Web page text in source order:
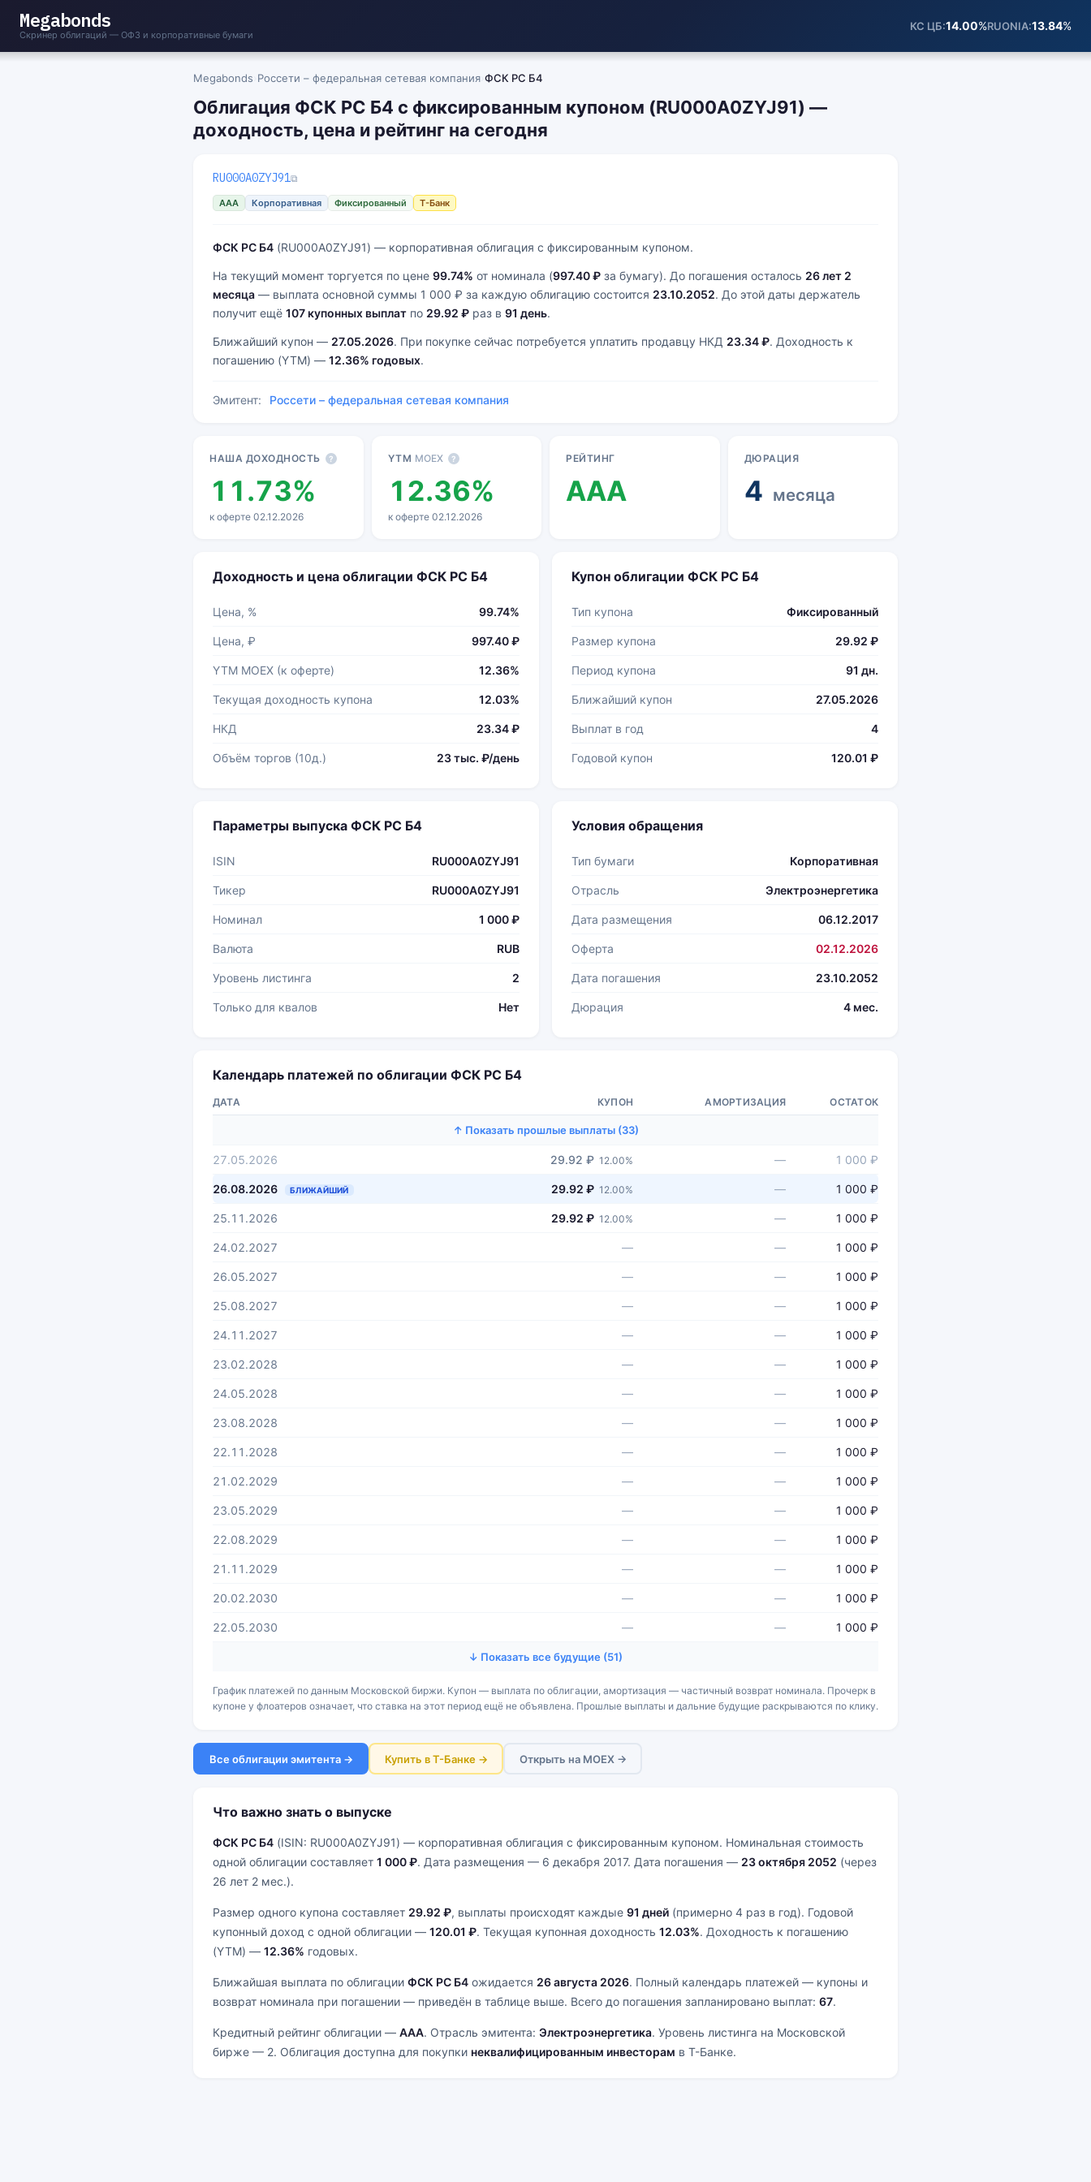
Megabonds
Скринер облигаций — ОФЗ и корпоративные бумаги
КС ЦБ 14.00%RUONIA 13.84%
Megabonds Россети – федеральная сетевая компания ФСК РС Б4
Облигация ФСК РС Б4 с фиксированным купоном (RU000A0ZYJ91) —
доходность, цена и рейтинг на сегодня
RU000A0ZYJ91⧉
AAA Корпоративная Фиксированный Т-Банк
ФСК РС Б4 (RU000A0ZYJ91) — корпоративная облигация с фиксированным купоном.
На текущий момент торгуется по цене 99.74% от номинала (997.40 ₽ за бумагу). До погашения осталось 26 лет 2
месяца — выплата основной суммы 1 000 ₽ за каждую облигацию состоится 23.10.2052. До этой даты держатель
получит ещё 107 купонных выплат по 29.92 ₽ раз в 91 день.
Ближайший купон — 27.05.2026. При покупке сейчас потребуется уплатить продавцу НКД 23.34 ₽. Доходность к
погашению (YTM) — 12.36% годовых.
Эмитент: Россети – федеральная сетевая компания
НАША ДОХОДНОСТЬ ?
11.73%
к оферте 02.12.2026
YTM MOEX ?
12.36%
к оферте 02.12.2026
РЕЙТИНГ
AAA
ДЮРАЦИЯ
4 месяца
Доходность и цена облигации ФСК РС Б4
Цена, % 99.74%
Цена, ₽ 997.40 ₽
YTM MOEX (к оферте) 12.36%
Текущая доходность купона 12.03%
НКД 23.34 ₽
Объём торгов (10д.) 23 тыс. ₽/день
Купон облигации ФСК РС Б4
Тип купона Фиксированный
Размер купона 29.92 ₽
Период купона 91 дн.
Ближайший купон 27.05.2026
Выплат в год 4
Годовой купон 120.01 ₽
Параметры выпуска ФСК РС Б4
ISIN RU000A0ZYJ91
Тикер RU000A0ZYJ91
Номинал 1 000 ₽
Валюта RUB
Уровень листинга 2
Только для квалов Нет
Условия обращения
Тип бумаги Корпоративная
Отрасль Электроэнергетика
Дата размещения 06.12.2017
Оферта 02.12.2026
Дата погашения 23.10.2052
Дюрация 4 мес.
Календарь платежей по облигации ФСК РС Б4
ДАТА КУПОН АМОРТИЗАЦИЯ ОСТАТОК
↑ Показать прошлые выплаты (33)
27.05.2026 29.92 ₽ 12.00% — 1 000 ₽
26.08.2026 БЛИЖАЙШИЙ 29.92 ₽ 12.00% — 1 000 ₽
25.11.2026 29.92 ₽ 12.00% — 1 000 ₽
24.02.2027 — — 1 000 ₽
26.05.2027 — — 1 000 ₽
25.08.2027 — — 1 000 ₽
24.11.2027 — — 1 000 ₽
23.02.2028 — — 1 000 ₽
24.05.2028 — — 1 000 ₽
23.08.2028 — — 1 000 ₽
22.11.2028 — — 1 000 ₽
21.02.2029 — — 1 000 ₽
23.05.2029 — — 1 000 ₽
22.08.2029 — — 1 000 ₽
21.11.2029 — — 1 000 ₽
20.02.2030 — — 1 000 ₽
22.05.2030 — — 1 000 ₽
↓ Показать все будущие (51)
График платежей по данным Московской биржи. Купон — выплата по облигации, амортизация — частичный возврат номинала. Прочерк в
купоне у флоатеров означает, что ставка на этот период ещё не объявлена. Прошлые выплаты и дальние будущие раскрываются по клику.
Все облигации эмитента → Купить в Т-Банке → Открыть на MOEX →
Что важно знать о выпуске
ФСК РС Б4 (ISIN: RU000A0ZYJ91) — корпоративная облигация с фиксированным купоном. Номинальная стоимость
одной облигации составляет 1 000 ₽. Дата размещения — 6 декабря 2017. Дата погашения — 23 октября 2052 (через
26 лет 2 мес.).
Размер одного купона составляет 29.92 ₽, выплаты происходят каждые 91 дней (примерно 4 раз в год). Годовой
купонный доход с одной облигации — 120.01 ₽. Текущая купонная доходность 12.03%. Доходность к погашению
(YTM) — 12.36% годовых.
Ближайшая выплата по облигации ФСК РС Б4 ожидается 26 августа 2026. Полный календарь платежей — купоны и
возврат номинала при погашении — приведён в таблице выше. Всего до погашения запланировано выплат: 67.
Кредитный рейтинг облигации — AAA. Отрасль эмитента: Электроэнергетика. Уровень листинга на Московской
бирже — 2. Облигация доступна для покупки неквалифицированным инвесторам в Т-Банке.